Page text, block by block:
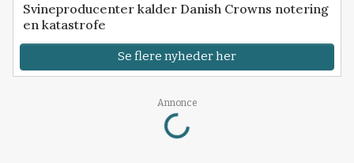
Svineproducenter kalder Danish Crowns notering
en katastrofe
Se flere nyheder her
Annonce
Loading...